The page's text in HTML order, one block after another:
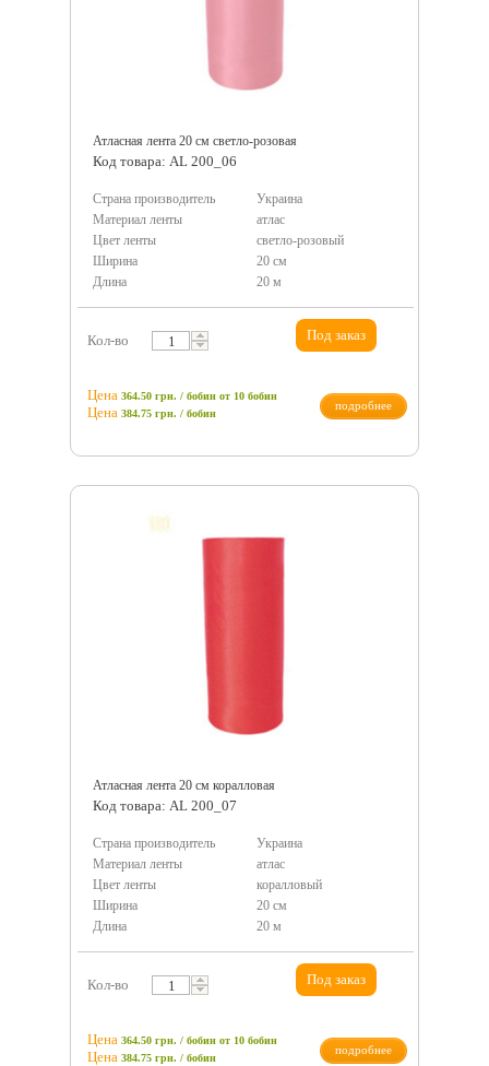
Атласная лента 20 см светло-розовая
Код товара: AL 200_06
Страна производитель
Украина
Материал ленты
атлас
Цвет ленты
светло-розовый
Ширина
20 см
Длина
20 м
Кол-во Под заказ
Цена 364.50 грн. / бобин от 10 бобин
Цена 384.75 грн. / бобин
подробнее
Атласная лента 20 см коралловая
Код товара: AL 200_07
Страна производитель
Украина
Материал ленты
атлас
Цвет ленты
коралловый
Ширина
20 см
Длина
20 м
Кол-во Под заказ
Цена 364.50 грн. / бобин от 10 бобин
Цена 384.75 грн. / бобин
подробнее